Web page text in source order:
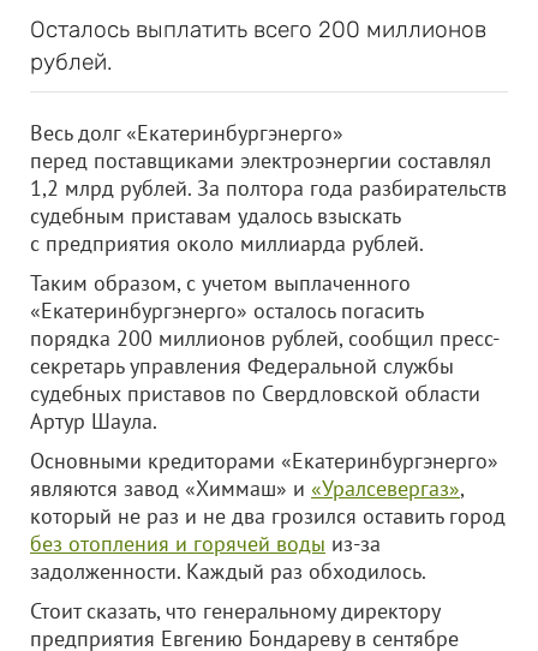
Осталось выплатить всего 200 миллионов
рублей.
Весь долг «Екатеринбургэнерго»
перед поставщиками электроэнергии составлял
1,2 млрд рублей. За полтора года разбирательств
судебным приставам удалось взыскать
с предприятия около миллиарда рублей.
Таким образом, с учетом выплаченного
«Екатеринбургэнерго» осталось погасить
порядка 200 миллионов рублей, сообщил пресс-
секретарь управления Федеральной службы
судебных приставов по Свердловской области
Артур Шаула.
Основными кредиторами «Екатеринбургэнерго»
являются завод «Химмаш» и «Уралсевергаз»,
который не раз и не два грозился оставить город
без отопления и горячей воды из-за
задолженности. Каждый раз обходилось.
Стоит сказать, что генеральному директору
предприятия Евгению Бондареву в сентябре